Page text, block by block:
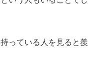
っている人を見ると羨